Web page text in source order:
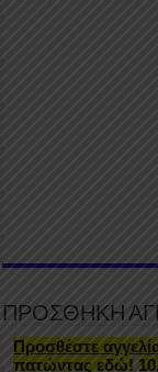
ΠΡΟΣΘΗΚΗ
Προσθέστε
πατώντας εδώ!